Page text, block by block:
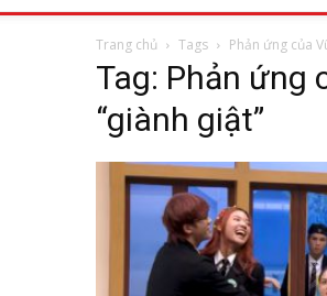
Trang chủ Tags Phản ứng của
Tag: Phản ứng
“giành giật”